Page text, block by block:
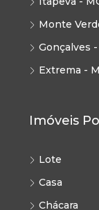
Monte
Gonçalves -
Extrema -
Imóveis
Lote
Casa
Chácara